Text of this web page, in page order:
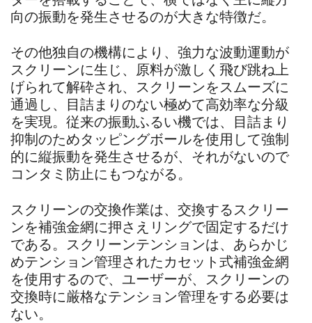
向の振動を発生させるのが大きな特徴だ。
その他独自の機構により、強力な波動運動が
スクリーンに生じ、原料が激しく飛び跳ね上
げられて解砕され、スクリーンをスムーズに
通過し、目詰まりのない極めて高効率な分級
を実現。従来の振動ふるい機では、目詰まり
抑制のためタッピングボールを使用して強制
的に縦振動を発生させるが、それがないので
コンタミ防止にもつながる。
スクリーンの交換作業は、交換するスクリー
ンを補強金網に押さえリングで固定するだけ
である。スクリーンテンションは、あらかじ
めテンション管理されたカセット式補強金網
を使用するので、ユーザーが、スクリーンの
交換時に厳格なテンション管理をする必要は
ない。